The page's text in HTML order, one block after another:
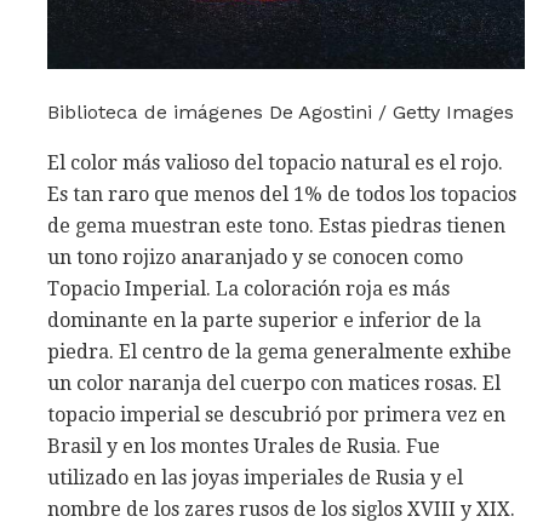
Biblioteca de imágenes De Agostini / Getty Images
El color más valioso del topacio natural es el rojo.
Es tan raro que menos del 1% de todos los topacios
de gema muestran este tono. Estas piedras tienen
un tono rojizo anaranjado y se conocen como
Topacio Imperial. La coloración roja es más
dominante en la parte superior e inferior de la
piedra. El centro de la gema generalmente exhibe
un color naranja del cuerpo con matices rosas. El
topacio imperial se descubrió por primera vez en
Brasil y en los montes Urales de Rusia. Fue
utilizado en las joyas imperiales de Rusia y el
nombre de los zares rusos de los siglos XVIII y XIX.